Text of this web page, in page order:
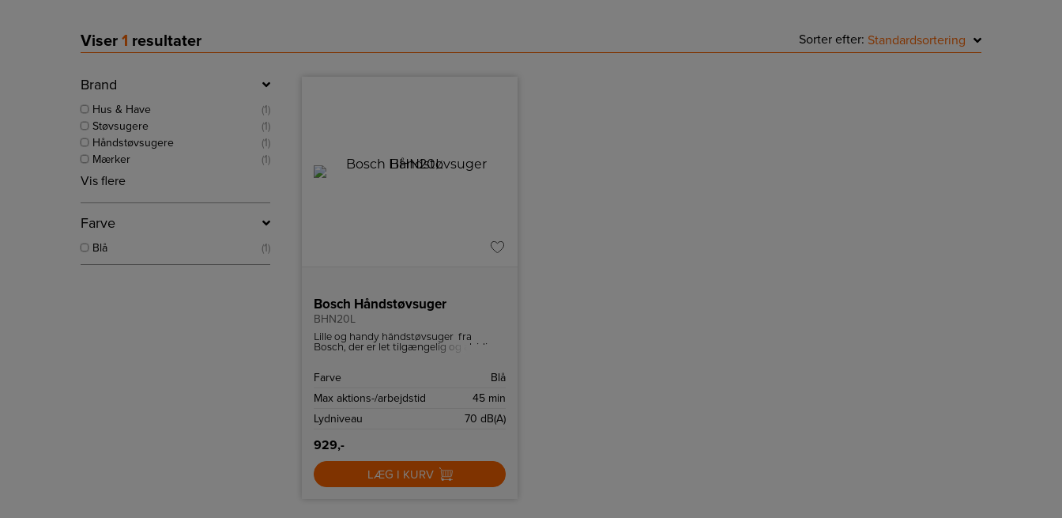
Viser 1 resultater Sorter efter: Standardsortering
Bosch Håndstøvsuger
BHN20L
Lille og handy håndstøvsuger fra
Bosch, der er let tilgængelig og alsidig.
Farve
Blå
Max aktions-/arbejdstid
45 min
Lydniveau
70 dB(A)
929,-
LÆG I KURV
Brand
Hus & Have
(1)
Støvsugere
(1)
Håndstøvsugere
(1)
Mærker
(1)
Vis flere
Farve
Blå (1)